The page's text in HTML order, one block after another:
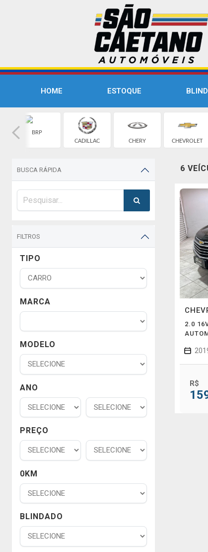
HOME ESTOQUE
BRP
CADILLAC
CHERY CHEVROLET
BUSCA RÁPIDA
FILTROS
TIPO
MARCA
MODELO
ANO
PREÇO
0KM
BLINDADO
6
2.0
R$